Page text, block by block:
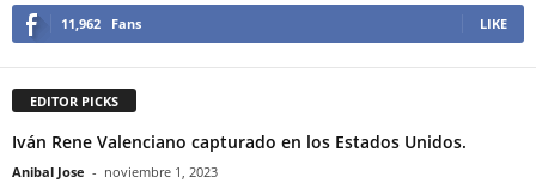
11,962 Fans LIKE
EDITOR PICKS
Iván Rene Valenciano capturado en los Estados Unidos.
Anibal Jose - noviembre 1, 2023